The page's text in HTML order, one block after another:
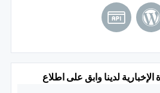
لدينا وابق على اطلاع